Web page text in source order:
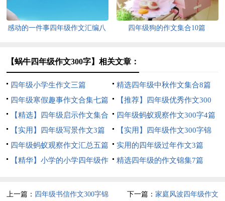
感动的一件事四年级作文汇编八
四年级狗的作文集合10篇
【蜗牛四年级作文300字】相关文章：
四年级小学生作文三篇
精选四年级中秋作文集合8篇
四年级寒假趣事作文合集七篇
【推荐】四年级优秀作文300
字汇编9篇
【精选】四年级启示作文集合
8篇
四年级蚂蚁观察作文300字4篇
【实用】四年级写景作文3篇
【实用】四年级作文300字锦
集5篇
四年级蚂蚁观察作文汇总五篇
实用的四年级过年作文3篇
【精华】小学的小学四年级作
精选四年级的作文锦集7篇
上一篇： 四年级书信作文300字锦 下一篇： 家庭风波四年级作文